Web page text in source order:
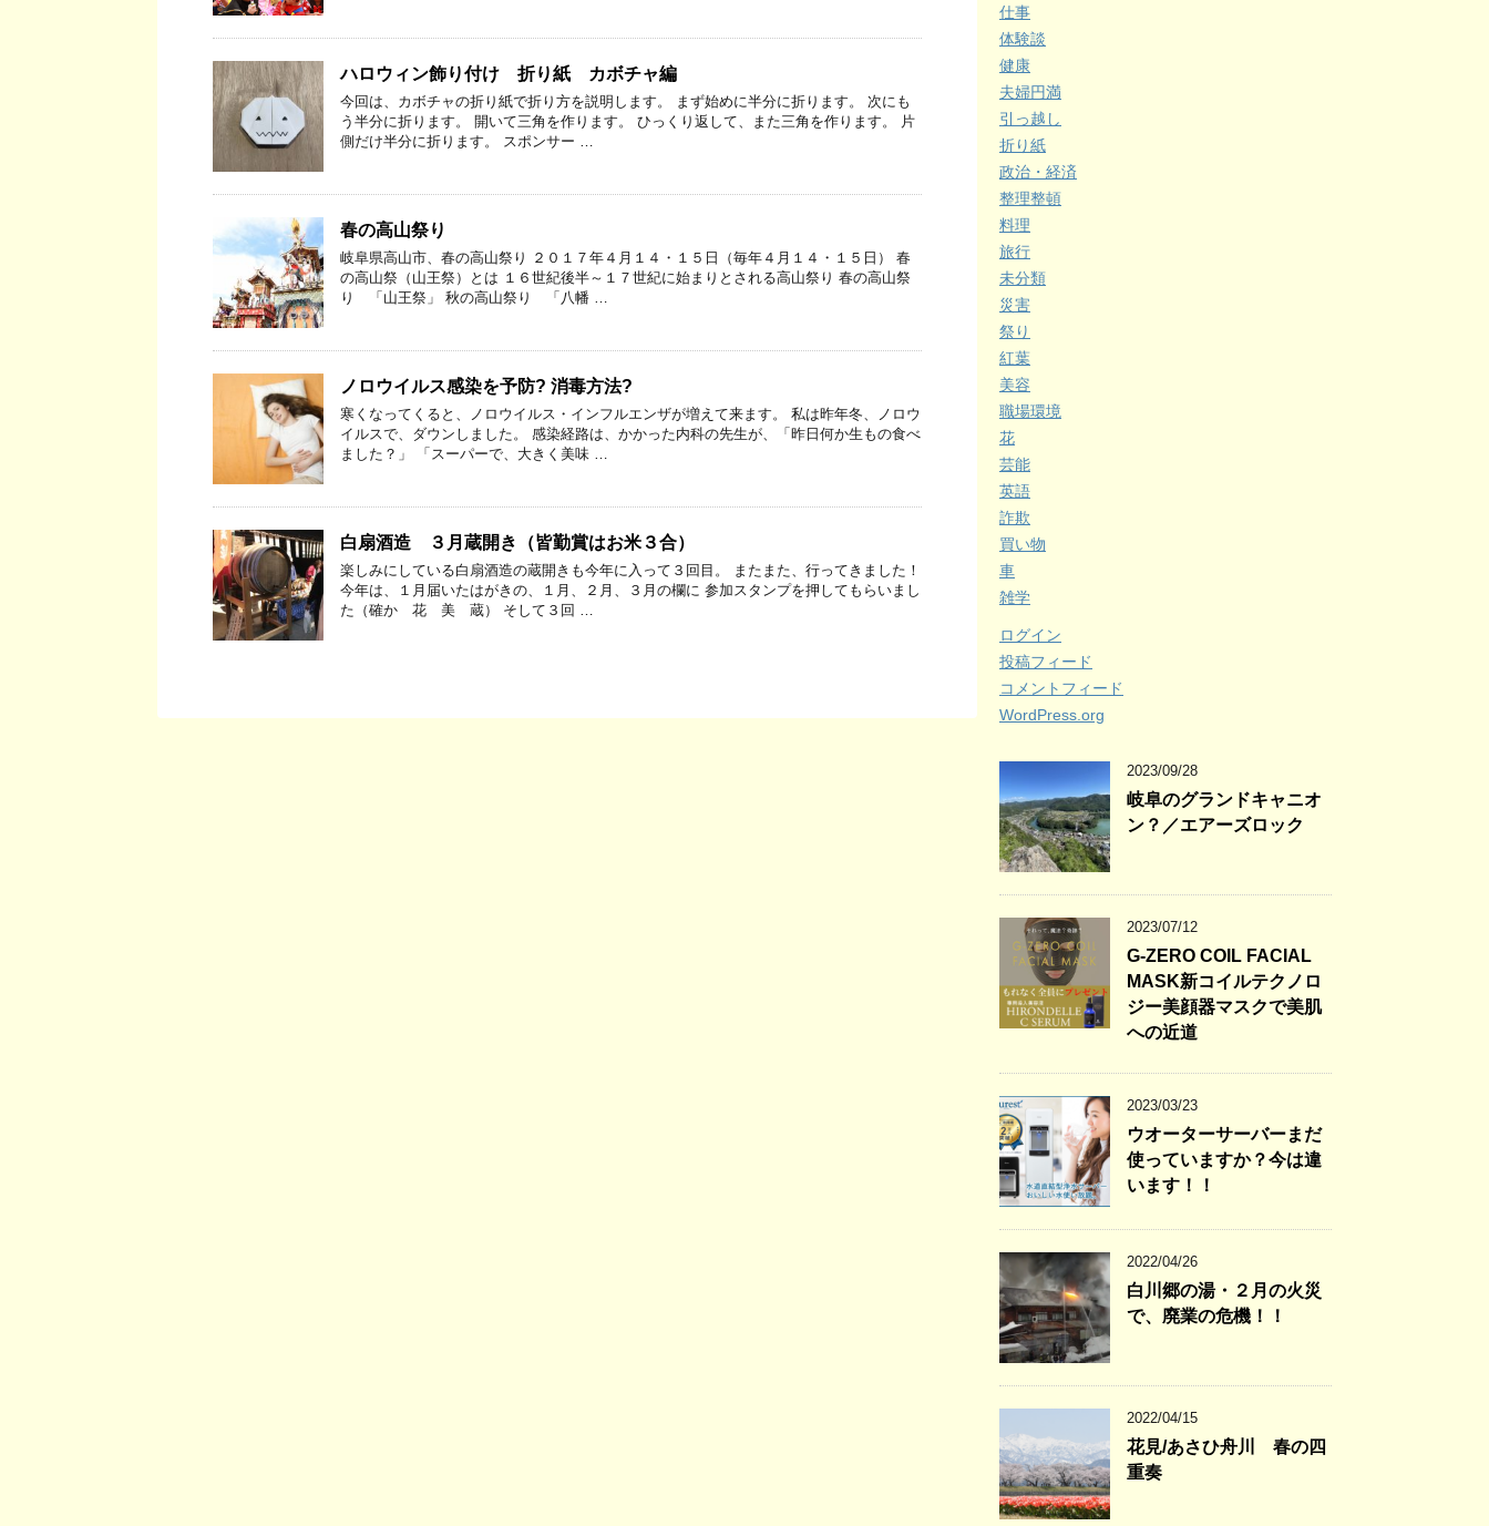
ハロウィン飾り付け 折り紙 カボチャ編
今回は、カボチャの折り紙で折り方を説明します。 まず始めに半分に折ります。 次にも
う半分に折ります。 開いて三角を作ります。 ひっくり返して、また三角を作ります。 片
側だけ半分に折ります。 スポンサー …
春の高山祭り
岐阜県高山市、春の高山祭り ２０１７年４月１４・１５日（毎年４月１４・１５日） 春
の高山祭（山王祭）とは １６世紀後半～１７世紀に始まりとされる高山祭り 春の高山祭
り 「山王祭」 秋の高山祭り 「八幡 …
ノロウイルス感染を予防? 消毒方法?
寒くなってくると、ノロウイルス・インフルエンザが増えて来ます。 私は昨年冬、ノロウ
イルスで、ダウンしました。 感染経路は、かかった内科の先生が、「昨日何か生もの食べ
ました？」 「スーパーで、大きく美味 …
白扇酒造 ３月蔵開き（皆勤賞はお米３合）
楽しみにしている白扇酒造の蔵開きも今年に入って３回目。 またまた、行ってきました！
今年は、１月届いたはがきの、１月、２月、３月の欄に 参加スタンプを押してもらいまし
た（確か 花 美 蔵） そして３回 …
仕事
体験談
健康
夫婦円満
引っ越し
折り紙
政治・経済
整理整頓
料理
旅行
未分類
災害
祭り
紅葉
美容
職場環境
花
芸能
英語
詐欺
買い物
車
雑学
ログイン
投稿フィード
コメントフィード
WordPress.org
2023/09/28
岐阜のグランドキャニオ
ン？／エアーズロック
2023/07/12
G-ZERO COIL FACIAL
MASK新コイルテクノロ
ジー美顔器マスクで美肌
への近道
2023/03/23
ウオーターサーバーまだ
使っていますか？今は違
います！！
2022/04/26
白川郷の湯・２月の火災
で、廃業の危機！！
2022/04/15
花見/あさひ舟川 春の四
重奏